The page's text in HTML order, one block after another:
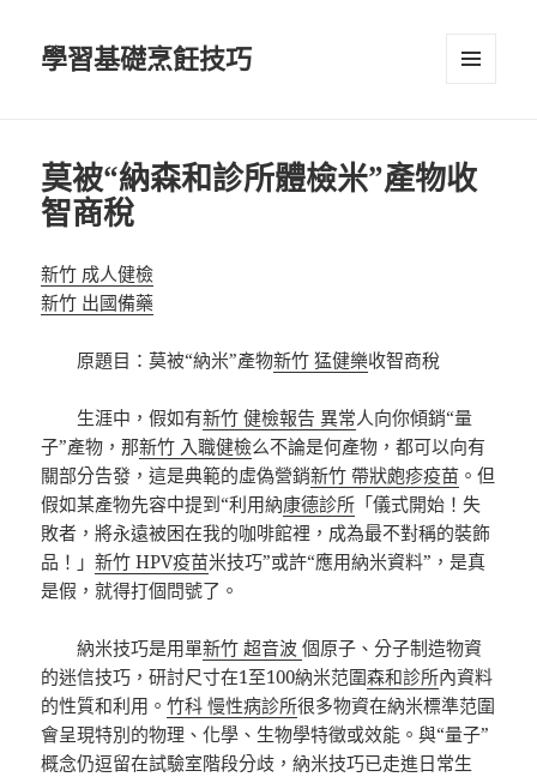
學習基礎烹飪技巧
莫被“納森和診所體檢米”產物收
智商稅
新竹 成人健檢
新竹 出國備藥
原題目：莫被“納米”產物新竹 猛健樂收智商稅
生涯中，假如有新竹 健檢報告 異常人向你傾銷“量
子”產物，那新竹 入職健檢么不論是何產物，都可以向有
關部分告發，這是典範的虛偽營銷新竹 帶狀皰疹疫苗 。但
假如某產物先容中提到“利用納康德診所 「儀式開始！失
敗者，將永遠被困在我的咖啡館裡，成為最不對稱的裝飾
品！」新竹 HPV疫苗米技巧”或許“應用納米資料”，是真
是假，就得打個問號了。
納米技巧是用單新竹 超音波個原子、分子制造物資
的迷信技巧，研討尺寸在1至100納米范圍森和診所內資料
的性質和利用。竹科 慢性病診所很多物資在納米標準范圍
會呈現特別的物理、化學、生物學特徵或效能。與“量子”
概念仍逗留在試驗室階段分歧，納米技巧已走進日常生